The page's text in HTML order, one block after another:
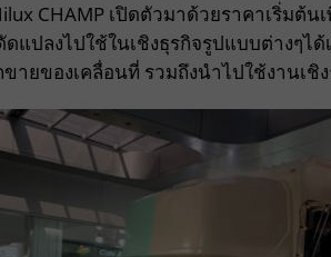
CHAMP เปิดตัวมาด้วยราคาเริ่มต้
ดแปลงไปใช้ในเชิงธุรกิจรูปแบบต่างๆ
ายของเคลื่อนที่ รวมถึงนำไปใช้งานเชิ